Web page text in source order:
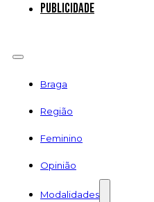
Publicidade
Braga
Região
Feminino
Opinião
Modalidades